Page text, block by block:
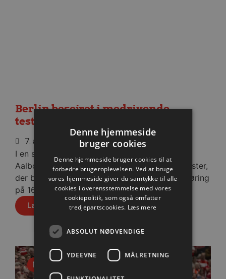
Berlin besejret i medrivende
testkamp
7. august 2026
I en stopfyldt Sparekassen Danmark Arena fik
Aalborg Håndbold skovlen under de tyske gæster,
der blev slået med cifrene 30-28 efter pauseføring
på 16-12.
Læs mere
Nyhed
Denne hjemmeside
bruger cookies
Denne hjemmeside bruger cookies til at
forbedre brugeroplevelsen. Ved at bruge
vores hjemmeside giver du samtykke til alle
cookies i overensstemmelse med vores
cookiepolitik, som også omfatter
tredjepartscookies. Læs mere
ABSOLUT NØDVENDIGE
YDEEVNE MÅLRETNING